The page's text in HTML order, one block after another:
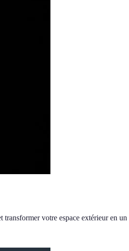
votre espace extérieur en